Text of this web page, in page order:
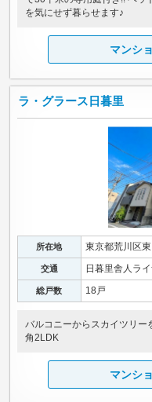
を気にせず暮らせます♪
マンシ
ラ・グラース日暮里
所在地 東京都荒川区
交通 日暮里舎人ラ
総戸数 18戸
バルコニーからスカイツリー
角2LDK
マンシ